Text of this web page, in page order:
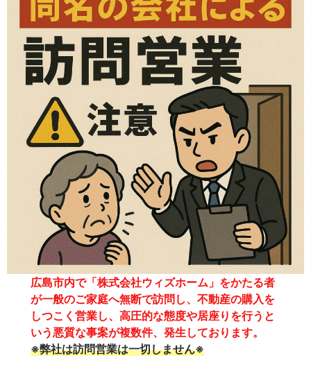
広島市内で「株式会社ウィズホーム」をかたる者
が一般のご家庭へ無断で訪問し、不動産の購入を
しつこく営業し、高圧的な態度や居座りを行うと
いう悪質な事案が複数件、発生しております。
※弊社は訪問営業は一切しません※